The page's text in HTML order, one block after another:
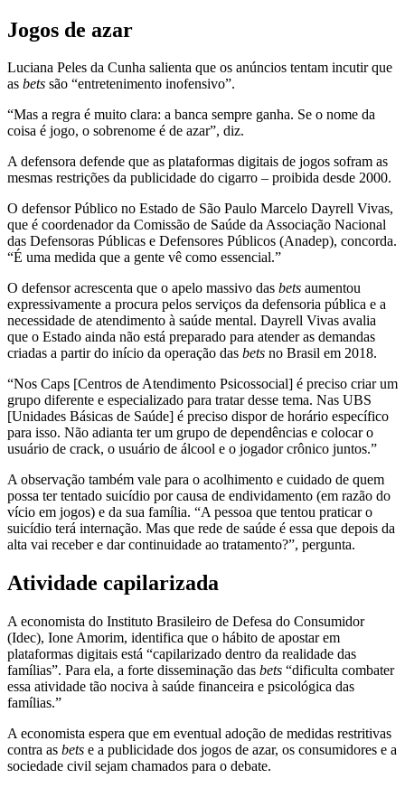
Jogos de azar
Luciana Peles da Cunha salienta que os anúncios tentam incutir que
as bets são “entretenimento inofensivo”.
“Mas a regra é muito clara: a banca sempre ganha. Se o nome da
coisa é jogo, o sobrenome é de azar”, diz.
A defensora defende que as plataformas digitais de jogos sofram as
mesmas restrições da publicidade do cigarro – proibida desde 2000.
O defensor Público no Estado de São Paulo Marcelo Dayrell Vivas,
que é coordenador da Comissão de Saúde da Associação Nacional
das Defensoras Públicas e Defensores Públicos (Anadep), concorda.
“É uma medida que a gente vê como essencial.”
O defensor acrescenta que o apelo massivo das bets aumentou
expressivamente a procura pelos serviços da defensoria pública e a
necessidade de atendimento à saúde mental. Dayrell Vivas avalia
que o Estado ainda não está preparado para atender as demandas
criadas a partir do início da operação das bets no Brasil em 2018.
“Nos Caps [Centros de Atendimento Psicossocial] é preciso criar um
grupo diferente e especializado para tratar desse tema. Nas UBS
[Unidades Básicas de Saúde] é preciso dispor de horário específico
para isso. Não adianta ter um grupo de dependências e colocar o
usuário de crack, o usuário de álcool e o jogador crônico juntos.”
A observação também vale para o acolhimento e cuidado de quem
possa ter tentado suicídio por causa de endividamento (em razão do
vício em jogos) e da sua família. “A pessoa que tentou praticar o
suicídio terá internação. Mas que rede de saúde é essa que depois da
alta vai receber e dar continuidade ao tratamento?”, pergunta.
Atividade capilarizada
A economista do Instituto Brasileiro de Defesa do Consumidor
(Idec), Ione Amorim, identifica que o hábito de apostar em
plataformas digitais está “capilarizado dentro da realidade das
famílias”. Para ela, a forte disseminação das bets “dificulta combater
essa atividade tão nociva à saúde financeira e psicológica das
famílias.”
A economista espera que em eventual adoção de medidas restritivas
contra as bets e a publicidade dos jogos de azar, os consumidores e a
sociedade civil sejam chamados para o debate.